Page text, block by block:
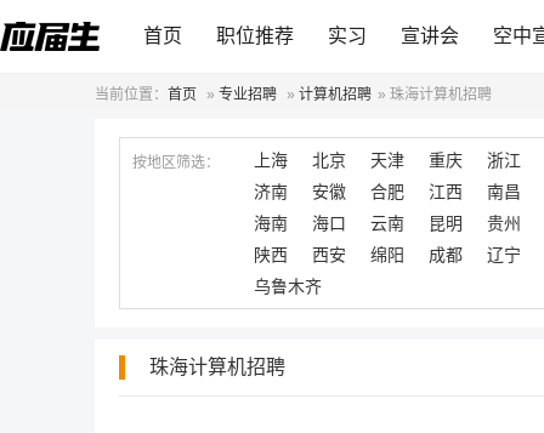
首页 职位推荐 实习 宣讲会 空中
当前位置： 首页 » 专业招聘 » 计算机招聘 » 珠海计算机招聘
按地区筛选： 上海 北京 天津 重庆
浙江
济南
安徽 合肥 江西
南昌
海南
海口 云南 昆明
贵州
陕西
西安 绵阳 成都
辽宁
乌鲁木齐
珠海计算机招聘